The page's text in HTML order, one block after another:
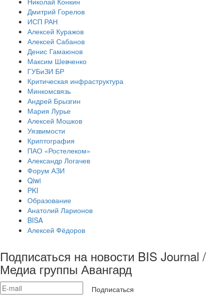
Дмитрий Горелов
ИСП РАН
Алексей Куражов
Алексей Сабанов
Денис Гамаюнов
Максим Шевченко
ГУБиЗИ БР
Критическая инфраструктура
Минкомсвязь
Андрей Брызгин
Мария Лурье
Алексей Мошков
Уязвимости
Криптография
ПАО «Ростелеком»
Александр Логачев
Форум АЗИ
Qiwi
PKI
Образование
Анатолий Ларионов
BISA
Алексей Фёдоров
Подписаться на новости BIS Journal /
Медиа группы Авангард
Подписаться